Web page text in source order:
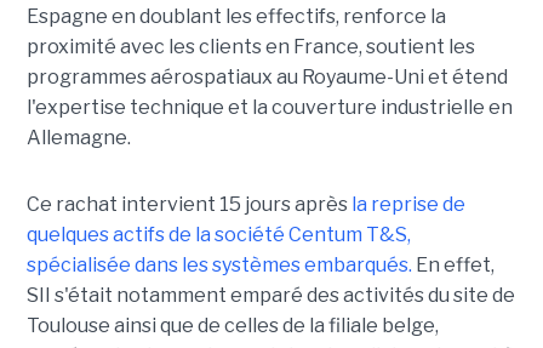
Espagne en doublant les effectifs, renforce la
proximité avec les clients en France, soutient les
programmes aérospatiaux au Royaume-Uni et étend
l'expertise technique et la couverture industrielle en
Allemagne.
Ce rachat intervient 15 jours après la reprise de
quelques actifs de la société Centum T&S,
spécialisée dans les systèmes embarqués. En effet,
SII s'était notamment emparé des activités du site de
Toulouse ainsi que de celles de la filiale belge,